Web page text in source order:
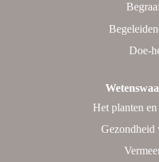
Doe-
Het planten
Gezondheid